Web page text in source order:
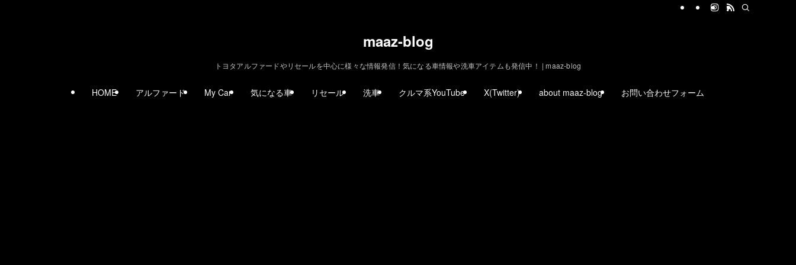
maaz-blog
トヨタアルファードやリセールを中心に様々な情報発信！気になる車情報や洗車アイテムも発信中！ | maaz-blog
HOME アルファード My Car 気になる車 リセール 洗車 クルマ系YouTube X(Twitter) about maaz-blog お問い合わせフォーム